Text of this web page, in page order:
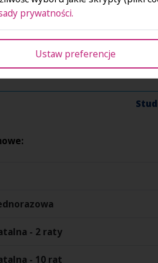
- 2 raty
- 10 rat
prywatności.
Ustaw preferencje